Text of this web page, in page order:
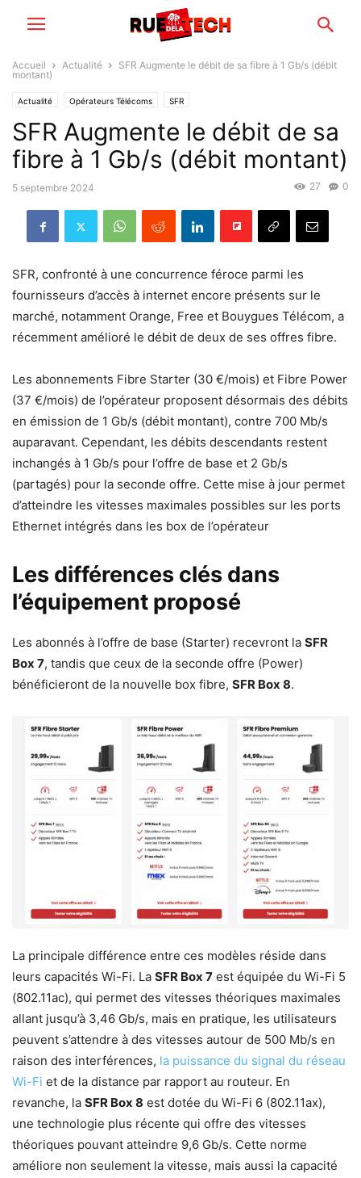
Accueil Actualité
SFR Augmente le débit de sa fibre à 1 Gb/s (débit
montant)
Actualité Opérateurs Télécoms SFR
SFR Augmente le débit de sa
fibre à 1 Gb/s (débit montant)
5 septembre 2024 0
27
SFR, confronté à une concurrence féroce parmi les
fournisseurs d’accès à internet encore présents sur le
marché, notamment Orange, Free et Bouygues Télécom, a
récemment amélioré le débit de deux de ses offres fibre.
Les abonnements Fibre Starter (30 €/mois) et Fibre Power
(37 €/mois) de l’opérateur proposent désormais des débits
en émission de 1 Gb/s (débit montant), contre 700 Mb/s
auparavant. Cependant, les débits descendants restent
inchangés à 1 Gb/s pour l’offre de base et 2 Gb/s
(partagés) pour la seconde offre. Cette mise à jour permet
d’atteindre les vitesses maximales possibles sur les ports
Ethernet intégrés dans les box de l’opérateur
Les différences clés dans
l’équipement proposé
Les abonnés à l’offre de base (Starter) recevront la SFR
Box 7, tandis que ceux de la seconde offre (Power)
bénéficieront de la nouvelle box fibre, SFR Box 8.
La principale différence entre ces modèles réside dans
leurs capacités Wi-Fi. La SFR Box 7 est équipée du Wi-Fi 5
(802.11ac), qui permet des vitesses théoriques maximales
allant jusqu’à 3,46 Gb/s, mais en pratique, les utilisateurs
peuvent s’attendre à des vitesses autour de 500 Mb/s en
raison des interférences, la puissance du signal du réseau
Wi-Fi et de la distance par rapport au routeur. En
revanche, la SFR Box 8 est dotée du Wi-Fi 6 (802.11ax),
une technologie plus récente qui offre des vitesses
théoriques pouvant atteindre 9,6 Gb/s. Cette norme
améliore non seulement la vitesse, mais aussi la capacité